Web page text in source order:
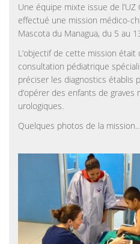
Une équipe mixte issue de
effectué une mission médico-
Mascota du Managua, du 5 au
L’objectif de cette mission était
consultation pédiatrique
préciser les diagnostics établis
d’opérer des enfants de
urologiques.
Quelques photos de la mission…